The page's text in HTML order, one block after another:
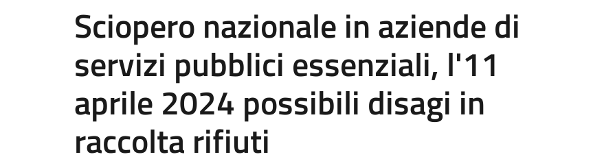
Sciopero nazionale in aziende di
servizi pubblici essenziali, l'11
aprile 2024 possibili disagi in
raccolta rifiuti